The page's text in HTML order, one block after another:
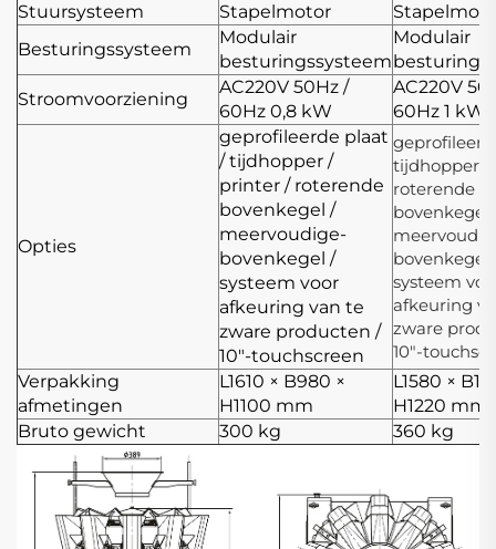
Stuursysteem
Stapelmotor
Besturingssysteem
Modulair
besturingssysteem
Modulair
Stroomvoorziening
AC220V 50Hz /
60Hz 0,8 kW
AC220V
60Hz 1 kW
Opties
geprofileerde plaat
/ tijdhopper /
printer / roterende
bovenkegel /
meervoudige-
bovenkegel /
systeem voor
afkeuring van te
zware producten /
10"-touchscreen
tijdhopper /
roterende
bovenkegel
bovenkegel
systeem
afkeuring
zware
10"-
Verpakking
afmetingen
L1610 × B980 ×
H1100 mm
L1580 ×
H1220 mm
Bruto gewicht
300 kg 360 kg